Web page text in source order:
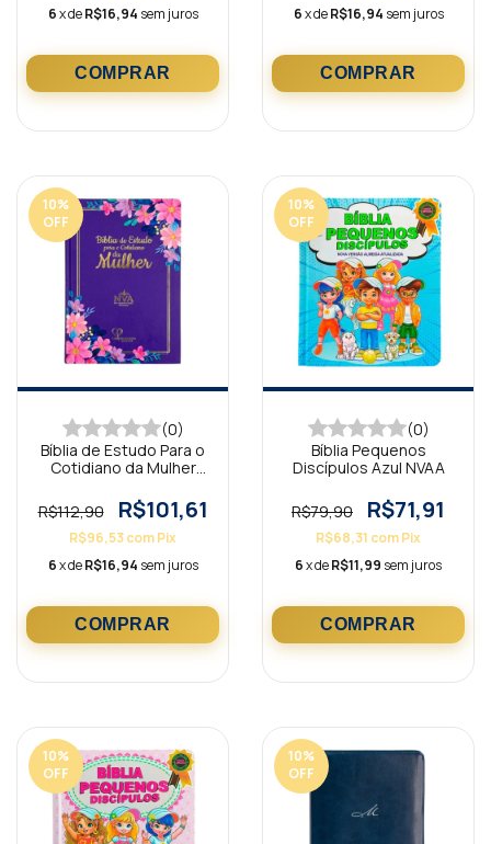
6x deR$16,94 sem juros
6x deR$16,94 sem juros
10%
OFF
(0)
Bíblia de Estudo Para o
Cotidiano da Mulher
R$112,90
R$101,61
R$96,53comPix
6x deR$16,94 sem juros
10%
OFF
(0)
Bíblia Pequenos
Discípulos Azul NVAA
R$79,90 R$71,91
R$68,31 comPix
6x deR$11,99 sem juros
10%
OFF
10%
OFF